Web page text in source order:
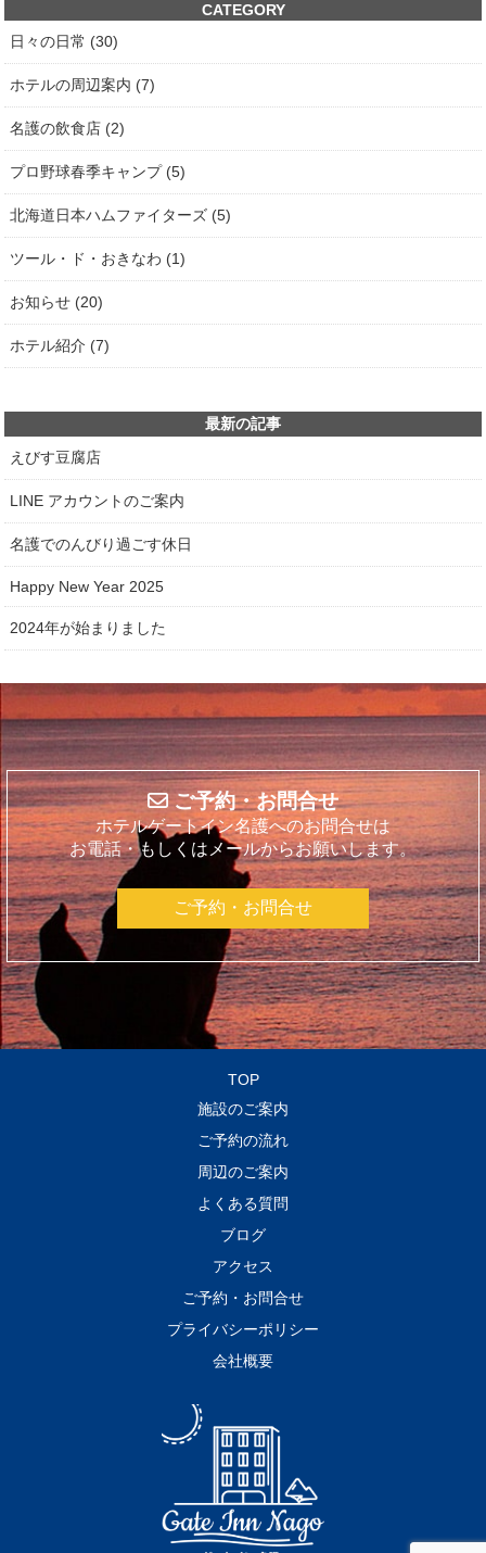
CATEGORY
日々の日常 (30)
ホテルの周辺案内 (7)
名護の飲食店 (2)
プロ野球春季キャンプ (5)
北海道日本ハムファイターズ (5)
ツール・ド・おきなわ (1)
お知らせ (20)
ホテル紹介 (7)
最新の記事
えびす豆腐店
LINE アカウントのご案内
名護でのんびり過ごす休日
Happy New Year 2025
2024年が始まりました
ご予約・お問合せ
ホテルゲートイン名護へのお問合せは
お電話・もしくはメールからお願いします。
ご予約・お問合せ
TOP
施設のご案内
ご予約の流れ
周辺のご案内
よくある質問
ブログ
アクセス
ご予約・お問合せ
プライバシーポリシー
会社概要